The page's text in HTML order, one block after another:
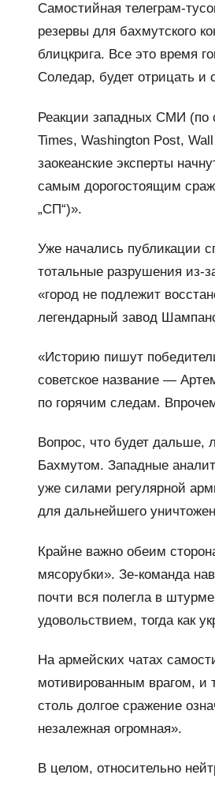
Самостийная телеграм-
резервы для бахмутского
блицкрига. Все это время
Соледар, будет отрицать и
Реакции западных СМИ (по
Times, Washington Post,
заокеанские эксперты
самым дорогостоящим
„СП“)».
Уже начались публикации
тотальные разрушения из-
«город не подлежит
легендарный завод
«Историю пишут
советское название —
по горячим следам.
Вопрос, что будет дальше,
Бахмутом. Западные
уже силами регулярной
для дальнейшего
Крайне важно обеим
мясорубки». Зе-команда
почти вся полегла в
удовольствием, тогда как
На армейских чатах
мотивированным врагом, и
столь долгое сражение
незалежная огромная».
В целом, относительно